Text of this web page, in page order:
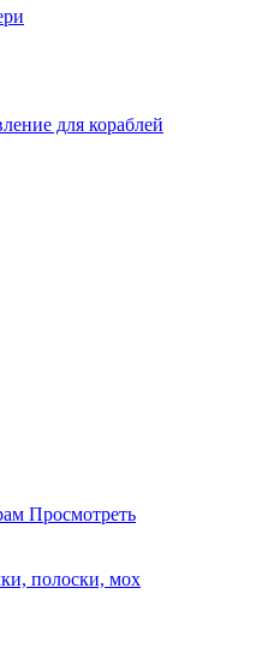
для кораблей
Просмотреть
полоски, мох